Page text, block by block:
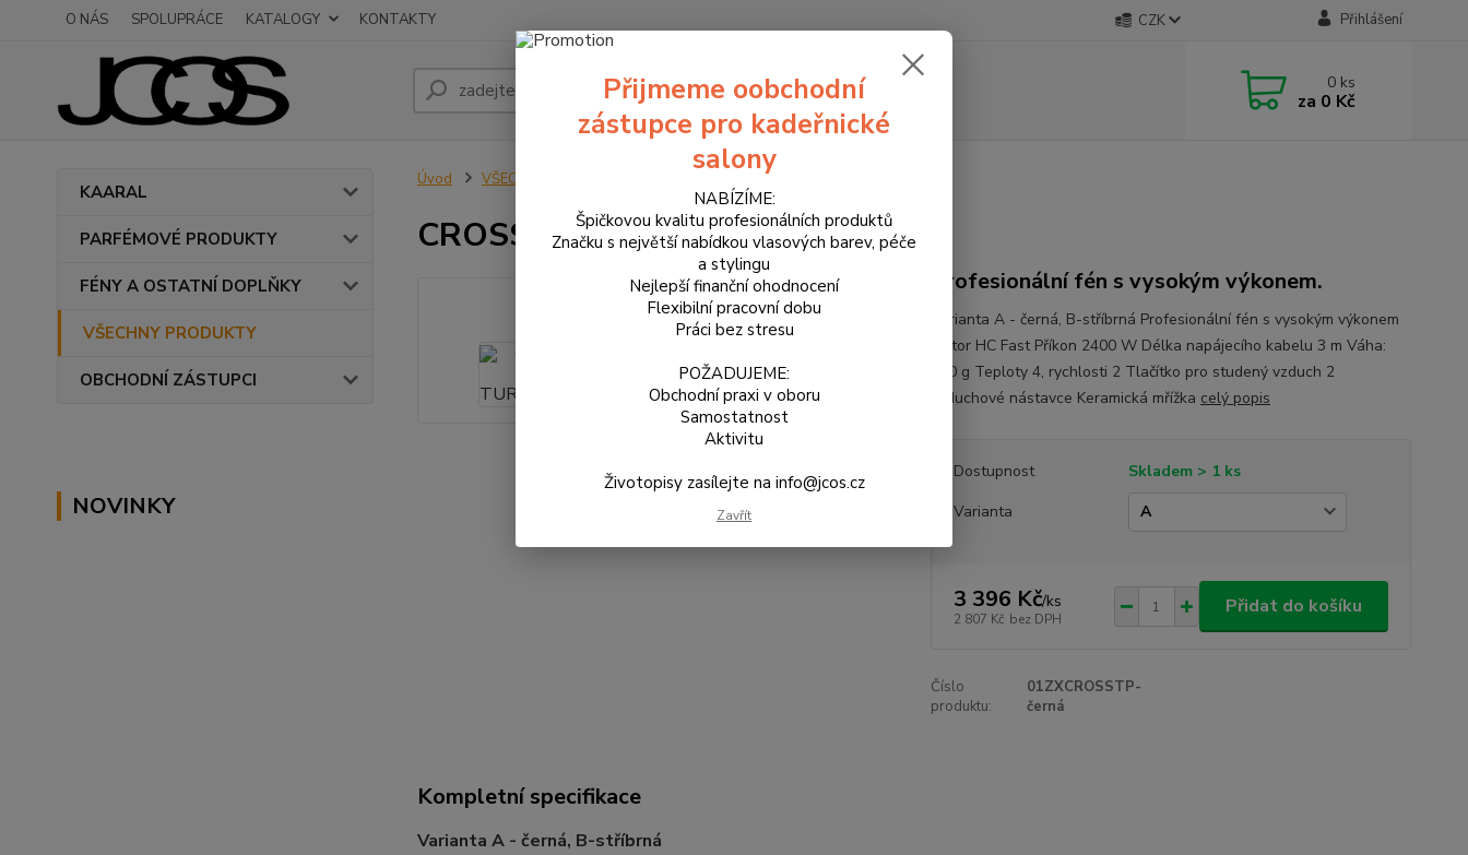
O NÁS SPOLUPRÁCE KATALOGY KONTAKTY CZK Přihlášení
Hledat 0 ks
za 0 Kč
KAARAL
PARFÉMOVÉ PRODUKTY
FÉNY A OSTATNÍ DOPLŇKY
VŠECHNY PRODUKTY
OBCHODNÍ ZÁSTUPCI
NOVINKY
Úvod VŠECHNY PRODUKTY CROSS LINE TURBOPOWER
CROSS LINE TURBOPOWER
Profesionální fén s vysokým výkonem.
Varianta A - černá, B-stříbrná Profesionální fén s vysokým výkonem
Motor HC Fast Příkon 2400 W Délka napájecího kabelu 3 m Váha:
540 g Teploty 4, rychlosti 2 Tlačítko pro studený vzduch 2
vzduchové nástavce Keramická mřížka celý popis
Dostupnost
Skladem > 1 ks
Varianta
3 396 Kč/ks
2 807 Kč bez DPH
Přidat do košíku
Číslo
produktu:
01ZXCROSSTP-
černá
Kompletní specifikace
Varianta A - černá, B-stříbrná
Přijmeme oobchodní
zástupce pro kadeřnické
salony
NABÍZÍME:
Špičkovou kvalitu profesionálních produktů
Značku s největší nabídkou vlasových barev, péče
a stylingu
Nejlepší finanční ohodnocení
Flexibilní pracovní dobu
Práci bez stresu
POŽADUJEME:
Obchodní praxi v oboru
Samostatnost
Aktivitu
Životopisy zasílejte na info@jcos.cz
Zavřít